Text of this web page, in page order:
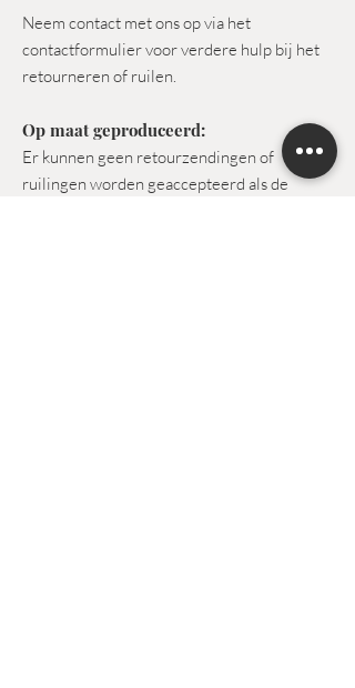
Neem contact met ons op via het
contactformulier voor verdere hulp bij het
retourneren of ruilen.
Op maat geproduceerd:
Er kunnen geen retourzendingen of
ruilingen worden geaccepteerd als de